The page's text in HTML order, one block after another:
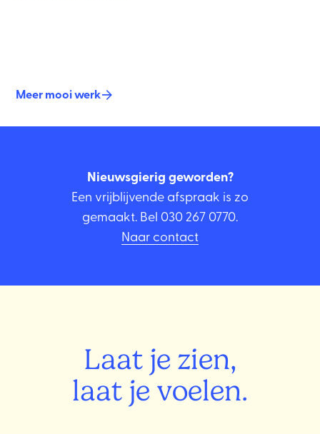
Meer mooi werk
Nieuwsgierig geworden?
Een vrijblijvende afspraak is zo
gemaakt. Bel 030 267 0770.
Naar contact
Laat je zien,
laat je voelen.